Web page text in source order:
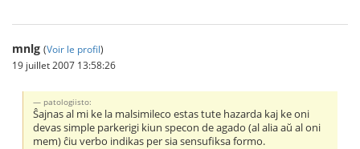
mnlg (Voir le profil)
19 juillet 2007 13:58:26
patologiisto:
Ŝajnas al mi ke la malsimileco estas tute hazarda kaj ke oni
devas simple parkerigi kiun specon de agado (al alia aŭ al oni
mem) ĉiu verbo indikas per sia sensufiksa formo.